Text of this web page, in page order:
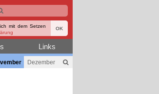
mit dem Setzen
OK
Links
Dezember